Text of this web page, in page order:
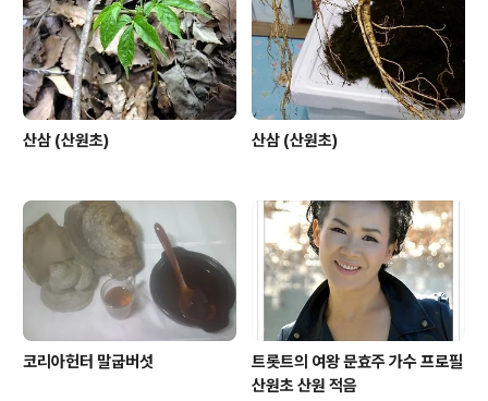
산삼 (산원초) 산삼 (산원초)
코리아헌터 말굽버섯
트롯트의 여왕 문효주 가수 프로필
산원초 산원 적음